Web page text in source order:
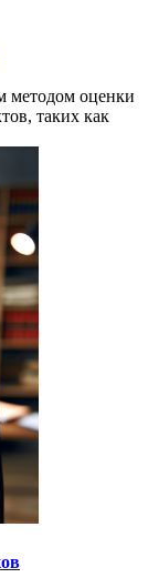
методом оценки
таких как